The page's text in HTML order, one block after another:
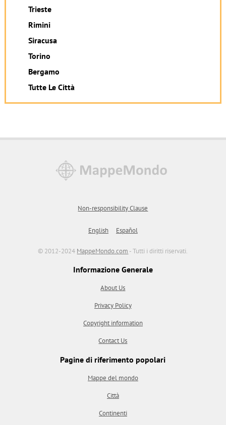
Trieste
Rimini
Siracusa
Torino
Bergamo
Tutte Le Città
Non-responsibility Clause
English Español
© 2012-2024 MappeMondo.com - Tutti i diritti riservati.
Informazione Generale
About Us
Privacy Policy
Copyright information
Contact Us
Pagine di riferimento popolari
Mappe del mondo
Città
Continenti